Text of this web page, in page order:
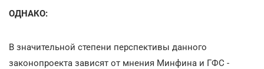
ОДНАКО:
В значительной степени перспективы данного
законопроекта зависят от мнения Минфина и ГФС -